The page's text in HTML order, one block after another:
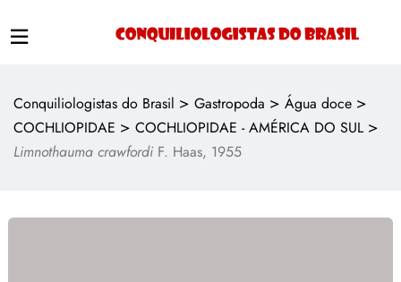
Conquiliologistas do Brasil > Gastropoda > Água doce >
COCHLIOPIDAE > COCHLIOPIDAE - AMÉRICA DO SUL >
Limnothauma crawfordi F. Haas, 1955